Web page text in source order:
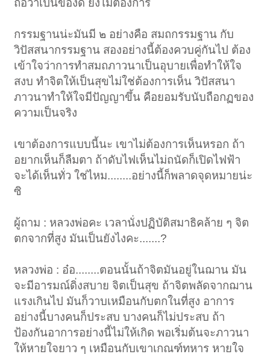
ถือว่าเป็นของดี ยังไม่ต้องการ
กรรมฐานน่ะมันมี ๒ อย่างคือ สมถกรรมฐาน กับ
วิปัสสนากรรมฐาน สองอย่างนี้ต้องควบคู่กันไป ต้อง
เข้าใจว่าการทำสมถภาวนาเป็นอุบายเพื่อทำให้ใจ
สงบ ทำจิตให้เป็นสุขไม่ใช่ต้องการเห็น วิปัสสนา
ภาวนาทำให้ใจมีปัญญาขึ้น คือยอมรับนับถือกฏของ
ความเป็นจริง
เขาต้องการแบบนี้นะ เขาไม่ต้องการเห็นหรอก ถ้า
อยากเห็นก็ลืมตา ถ้าดับไฟเห็นไม่ถนัดก็เปิดไฟฟ้า
จะได้เห็นทั่ว ใช่ไหม........อย่างนี้ก็พลาดจุดหมายน่ะ
ซิ
ผู้ถาม : หลวงพ่อคะ เวลานั่งปฏิบัติสมาธิคล้าย ๆ จิต
ตกจากที่สูง มันเป็นยังไงคะ.......?
หลวงพ่อ : อ๋อ........ตอนนั้นถ้าจิตมันอยู่ในฌาน มัน
จะมีอารมณ์ดิ่งสบาย จิตเป็นสุข ถ้าจิตพลัดจากฌาน
แรงเกินไป มันก็วาบเหมือนกับตกในที่สูง อาการ
อย่างนี้บางคนก็ประสบ บางคนก็ไม่ประสบ ถ้า
ป้องกันอาการอย่างนี้ไม่ให้เกิด พอเริ่มต้นจะภาวนา
ให้หายใจยาว ๆ เหมือนกับเขาเกณฑ์ทหาร หายใจ